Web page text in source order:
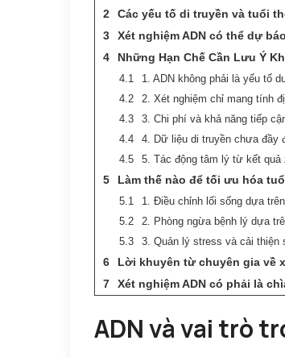
Các yếu tố di truyền và tuổi
Xét nghiệm ADN có thể dự
Những Hạn Chế Cần Lưu Ý
1. ADN không phải là yếu tố
2. Xét nghiệm chỉ mang tính
3. Chi phí và khả năng tiếp
4. Dữ liệu di truyền chưa đầy
5. Tác động tâm lý từ kết quả
Làm thế nào để tối ưu hóa
1. Điều chỉnh lối sống dựa
2. Phòng ngừa bệnh lý dựa
3. Quản lý stress và cải thiện
Lời khuyên từ chuyên gia về
Xét nghiệm ADN có phải là
ADN và vai trò